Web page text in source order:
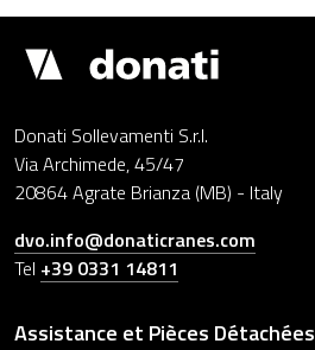
Drupal
Donati Sollevamenti S.r.l.
Via Archimede, 45/47
20864 Agrate Brianza (MB) - Italy
dvo.info@donaticranes.com
Tel +39 0331 14811
Assistance et Pièces Détachées